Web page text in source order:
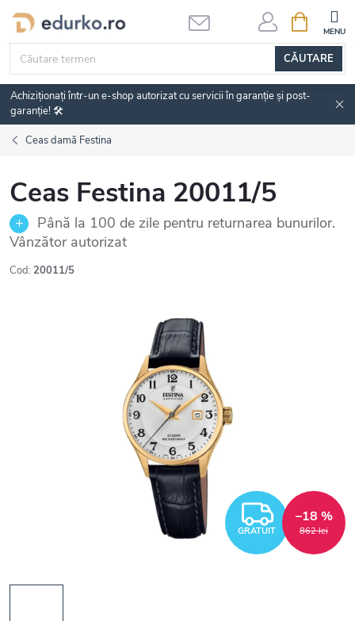
Treci
conținut
CĂUTARE
DE
Achiziționați într-un e-shop autorizat cu servicii în garanție și post-
garanție! 🛠️
Ceas damă Festina
Ceas Festina 20011/5
Până la 100 de zile pentru returnarea bunurilor.
Vânzător autorizat
Cod: 20011/5
GRATUIT 862 lei
–18 %